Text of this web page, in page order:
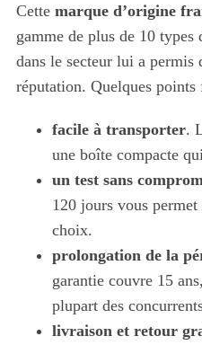
Cette marque d’origine
gamme de plus de 10 types
dans le secteur lui a permis
réputation. Quelques points
facile à transporter.
une boîte compacte
un test sans
120 jours vous
choix.
prolongation de la
garantie couvre 15
plupart des
livraison et retour